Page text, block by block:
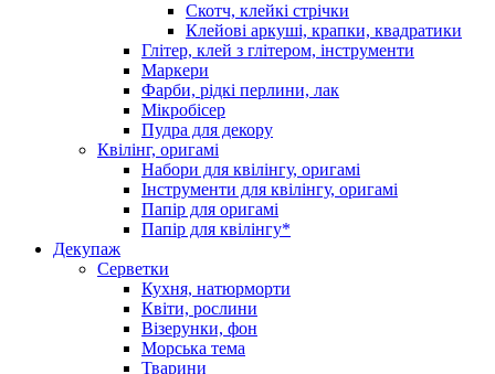
Скотч, клейкі стрічки
Клейові аркуші, крапки, квадратики
Глітер, клей з глітером, інструменти
Маркери
Фарби, рідкі перлини, лак
Мікробісер
Пудра для декору
Квілінг, оригамі
Набори для квілінгу, оригамі
Інструменти для квілінгу, оригамі
Папір для оригамі
Папір для квілінгу*
Декупаж
Серветки
Кухня, натюрморти
Квіти, рослини
Візерунки, фон
Морська тема
Тварини